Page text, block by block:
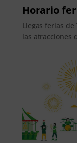
Horario
Llegas ferias
las atracciones